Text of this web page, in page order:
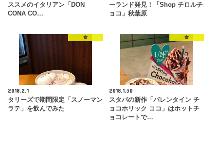
ススメのイタリアン「DON
CONA CO…
ーランド発見！「Shop チロルチ
ョコ」秋葉原
食
2018.2.1
タリーズで期間限定「スノーマン
ラテ」を飲んでみた
食
2018.1.30
スタバの新作「バレンタイン チ
ョコホリック ココ」はホットチ
ョコレートで…